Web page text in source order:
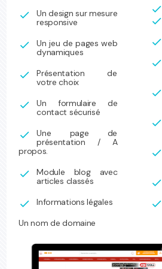
check
Un design sur mesure
responsive
check
Un jeu de pages web
dynamiques
check
Présentation de
votre choix
check
Un formulaire de
contact sécurisé
check
Une page de
présentation / A
propos.
check
Module blog avec
articles classés
check Informations légales
check
Un nom de domaine
check
check
check
check
check
check
check
check